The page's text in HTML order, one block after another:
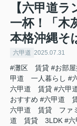
【六甲道
一杯！「木
本格沖縄そ
六甲道 2025.07.31
#灘区 賃貸 #お部屋
甲道 一人暮らし #
六甲道 賃貸 #六
おすすめ #六甲道
六甲道 賃貸 ファ
道 賃貸 3LDK #